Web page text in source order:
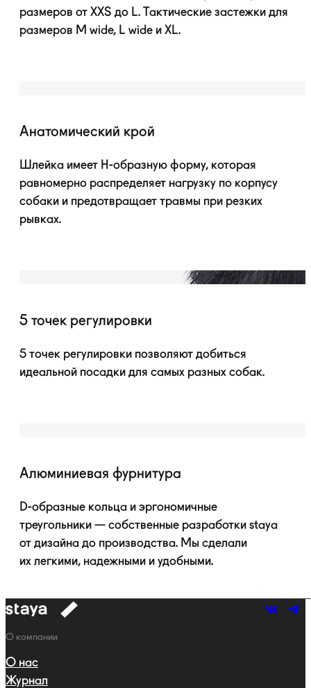
размеров от XXS до L. Тактические застежки для
размеров M wide, L wide и XL.
Анатомический крой
Шлейка имеет H-образную форму, которая
равномерно распределяет нагрузку по корпусу
собаки и предотвращает травмы при резких
рывках.
5 точек регулировки
5 точек регулировки позволяют добиться
идеальной посадки для самых разных собак.
Алюминиевая фурнитура
D-образные кольца и эргономичные
треугольники — собственные разработки staya
от дизайна до производства. Мы сделали
их легкими, надежными и удобными.
к
Навигация
О компании
О нас
Журнал